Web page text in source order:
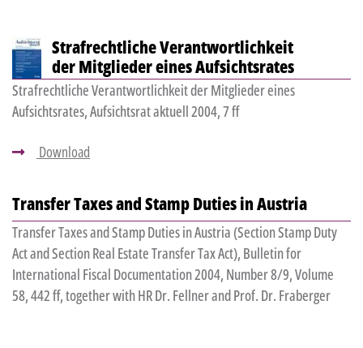
Strafrechtliche Verantwortlichkeit
der Mitglieder eines Aufsichtsrates
Strafrechtliche Verantwortlichkeit der Mitglieder eines
Aufsichtsrates, Aufsichtsrat aktuell 2004, 7 ff
Download
Transfer Taxes and Stamp Duties in Austria
Transfer Taxes and Stamp Duties in Austria (Section Stamp Duty
Act and Section Real Estate Transfer Tax Act), Bulletin for
International Fiscal Documentation 2004, Number 8/9, Volume
58, 442 ff, together with HR Dr. Fellner and Prof. Dr. Fraberger